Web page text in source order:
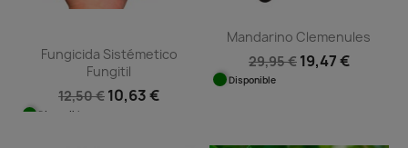
Fungicida Sistémetico
Fungitil
12,50 € 10,63 €
Disponible
Mandarino Clemenules
29,95 € 19,47 €
Disponible